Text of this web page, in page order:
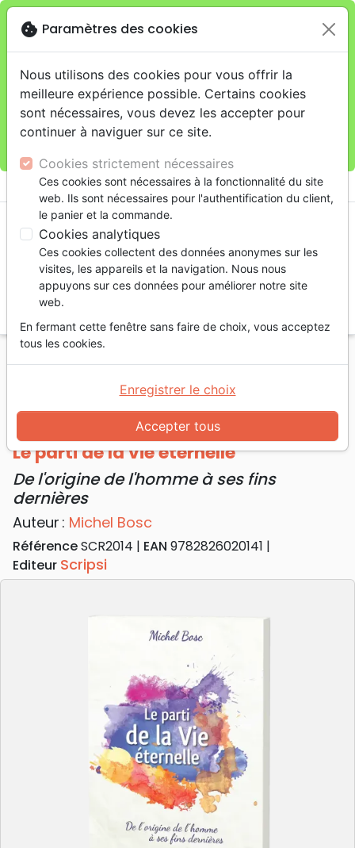
Je veux retirer ma commande au 11 rue de Rive,
Genèveclose
warningCette boutique en ligne est limitée au retrait en
magasin.
Pour les livraisons à domicile, veuillez passer vos
commandes sur la boutique La Maison de la Bible
shopping_cart
Accueil Livres
Evangelisation
Livres d'évangélisation
Parti de la vie éternelle (Le) - De l'origine de
l'homme à ses fins dernières
Le parti de la vie éternelle
De l'origine de l'homme à ses fins
dernières
Auteur : Michel Bosc
RéférenceSCR2014 EAN 9782826020141
Editeur Scripsi
cookie Paramètres des cookies
Nous utilisons des cookies pour vous offrir la
meilleure expérience possible. Certains cookies
sont nécessaires, vous devez les accepter pour
continuer à naviguer sur ce site.
Cookies strictement nécessaires
Ces cookies sont nécessaires à la fonctionnalité du site
web. Ils sont nécessaires pour l'authentification du client,
le panier et la commande.
Cookies analytiques
Ces cookies collectent des données anonymes sur les
visites, les appareils et la navigation. Nous nous
appuyons sur ces données pour améliorer notre site
web.
En fermant cette fenêtre sans faire de choix, vous acceptez
tous les cookies.
Accepter tous
Enregistrer le choix